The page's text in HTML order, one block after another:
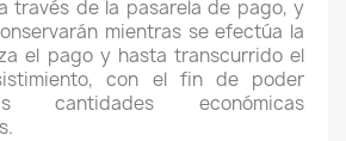
través de la pasarela de pago, y
mientras se efectúa la
el pago y hasta transcurrido el
con el fin de poder
cantidades económicas